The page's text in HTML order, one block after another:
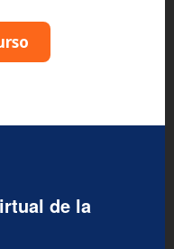
de la